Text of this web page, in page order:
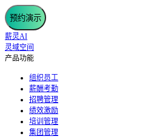
预约演示
薪灵AI
灵域空间
产品功能
组织员工
薪酬考勤
招聘管理
绩效激励
培训管理
集团管理